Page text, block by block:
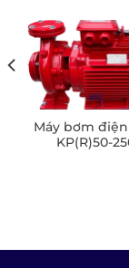
Máy bơm
KP(R)50-